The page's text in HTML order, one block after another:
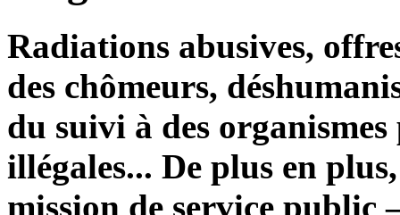
Radiations abusives,
des chômeurs,
du suivi à des
illégales... De plus en
mission de service public